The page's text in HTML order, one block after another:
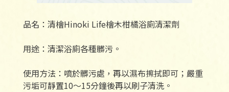
品名：清檜Hinoki Life檜木柑橘浴廁清潔劑
用途：清潔浴廁各種髒污。
使用方法：噴於髒污處，再以濕布擦拭即可；嚴重
污垢可靜置10～15分鐘後再以刷子清洗。